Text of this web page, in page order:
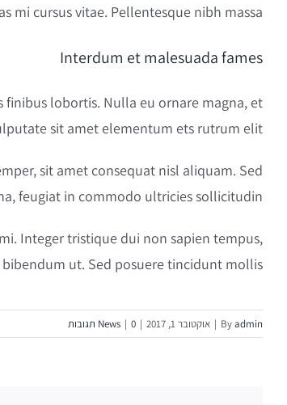
cursus vitae. Pellentesque nibh massa.
Interdum et malesuada fames
lobortis. Nulla eu ornare magna, et
sit amet elementum ets rutrum elit.
sit amet consequat nisl aliquam. Sed
feugiat in commodo ultricies sollicitudin.
Integer tristique dui non sapien tempus,
ut. Sed posuere tincidunt mollis.
Byadmin
| אוקטובר 1, 2017 |
News | 0 תגובות